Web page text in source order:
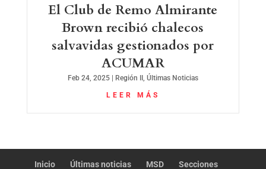
El Club de Remo Almirante
Brown recibió chalecos
salvavidas gestionados por
ACUMAR
Feb 24, 2025| Región II , Últimas Noticias
LEER MÁS
Inicio Últimas noticias MSD Secciones